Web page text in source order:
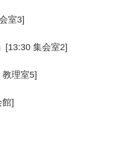
室3]
[13:30 集会室2]
理室5]
]